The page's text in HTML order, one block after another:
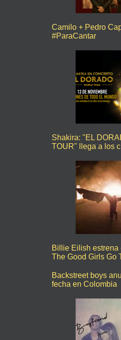
Camilo + Pedro
#ParaCantar
Shakira: "EL
TOUR" llega a los
Billie Eilish estrena
The Good Girls Go
Backstreet boys
fecha en Colombia